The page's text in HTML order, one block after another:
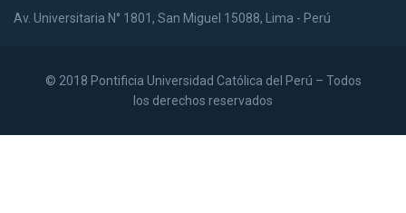
Av. Universitaria N° 1801, San Miguel 15088, Lima - Perú
© 2018 Pontificia Universidad Católica del Perú – Todos
los derechos reservados